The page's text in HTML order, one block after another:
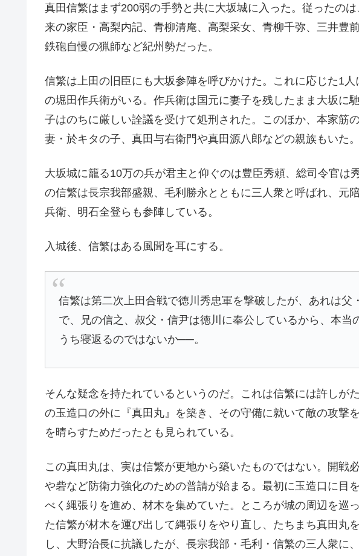
真田信繁はまず200弱の手勢と共に大坂城に入った。従ったの
来の家臣・高梨内記、青柳清庵、高梨采女、青柳千弥、三井豊
鉄砲自慢の猟師など紀州勢だった。
信繁は上田の旧臣にも大坂参陣を呼びかけた。これに応じた1
の堀田作兵衛がいる。作兵衛は国元に妻子を残したまま大坂に
子はのちに厳しい詮議を受けて処刑された。このほか、本家筋
妻・於キタの子、真田与右衛門や真田源八郎などの親族もいた。
大坂城に籠る10万の兵が君主と仰ぐのは豊臣秀頼、総司令官は
の信繁は長宗我部盛親、毛利勝永とともに三人衆と呼ばれ、元
兵衛、明石全登らも参陣している。
入城後、信繁はある風聞を耳にする。
信繁は第二次上田合戦で徳川秀忠軍を撃破したが、あれは父
で、兄の信之、叔父・信尹は徳川に奉公しているから、本当
うち寝返るのではないか──。
そんな疑念を持たれているというのだ。これは信繁には許しが
の玉造口の外に『真田丸』を築き、その守備に就いて敵の攻撃
を晴らすためだったとも見られている。
この真田丸は、実は信繁が更地から築いたものではない。開戦
や砦など防衛力強化のための普請が始まる。最初に玉造口に目
べく縄張りを進め、材木を集めていた。ところが城の周辺を巡
た信繁が材木を運び出して縄張りをやり直し、たちまち真田丸
し、大野治長に抗議したが、長宗我部・毛利・信繁の三人衆に